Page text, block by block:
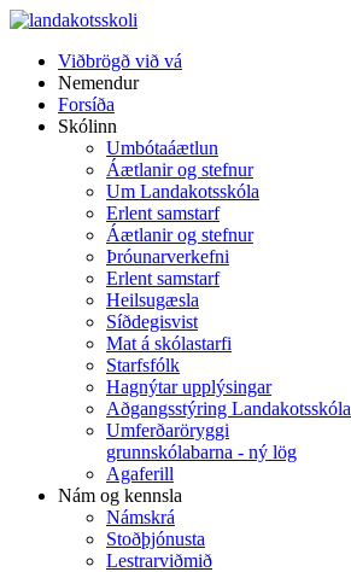
Viðbrögð við vá
Nemendur
Forsíða
Skólinn
Umbótaáætlun
Áætlanir og stefnur
Um Landakotsskóla
Erlent samstarf
Áætlanir og stefnur
Þróunarverkefni
Erlent samstarf
Heilsugæsla
Síðdegisvist
Mat á skólastarfi
Starfsfólk
Hagnýtar upplýsingar
Aðgangsstýring Landakotsskóla
Umferðaröryggi
grunnskólabarna - ný lög
Agaferill
Nám og kennsla
Námskrá
Stoðþjónusta
Lestrarviðmið